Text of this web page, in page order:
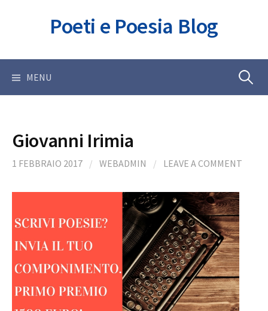
Poeti e Poesia Blog
MENU Ricerca
Giovanni Irimia
1 FEBBRAIO 2017 / WEBADMIN / LEAVE A COMMENT